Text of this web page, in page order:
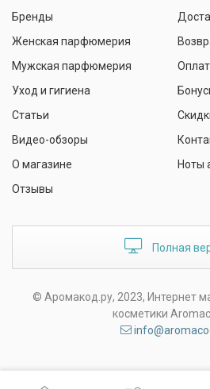
Бренды
Женская парфюмерия
Мужская парфюмерия
Уход и гигиена
Статьи
Видео-обзоры
О магазине
Отзывы
Ноты
Полная
© Аромакод.ру, 2023, Интернет
косметики